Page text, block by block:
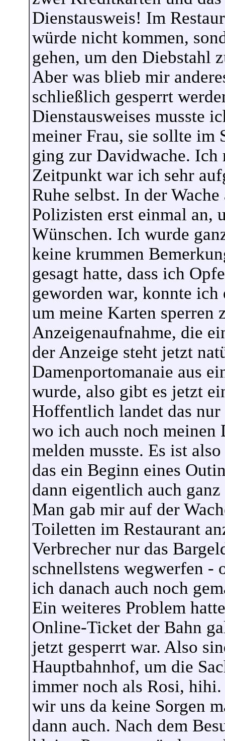
Dienstausweis! Im
würde nicht kommen,
gehen, um den Diebstahl
Aber was blieb mir
schließlich gesperrt
Dienstausweises musste
meiner Frau, sie sollte im
ging zur Davidwache. Ich
Zeitpunkt war ich sehr
Ruhe selbst. In der
Polizisten erst einmal an,
Wünschen. Ich wurde
keine krummen
gesagt hatte, dass ich
geworden war, konnte
um meine Karten sperren
Anzeigenaufnahme, die
der Anzeige steht jetzt
Damenportomanaie aus
wurde, also gibt es jetzt
Hoffentlich landet das
wo ich auch noch meinen
melden musste. Es ist
das ein Beginn eines
dann eigentlich auch
Man gab mir auf der
Toiletten im Restaurant
Verbrecher nur das
schnellstens wegwerfen -
ich danach auch noch
Ein weiteres Problem
Online-Ticket der Bahn
jetzt gesperrt war. Also
Hauptbahnhof, um die
immer noch als Rosi, hihi.
wir uns da keine Sorgen
dann auch. Nach dem